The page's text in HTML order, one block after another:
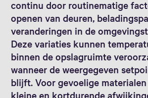
continu door routinematige
openen van deuren,
veranderingen in de
Deze variaties kunnen
binnen de opslagruimte
wanneer de weergegeven
blijft. Voor gevoelige
kleine en kortdurende